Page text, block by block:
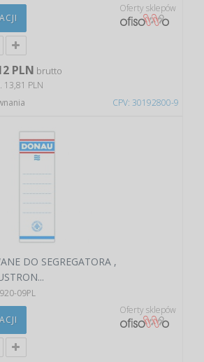
CPV: 30192800-9
Oferty sklepów
PLN brutto
13,81 PLN
DO SEGREGATORA ,
09PL
Oferty sklepów